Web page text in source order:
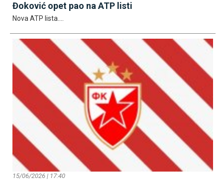
Đoković opet pao na ATP listi
Nova ATP lista....
15/06/2026 | 17:40